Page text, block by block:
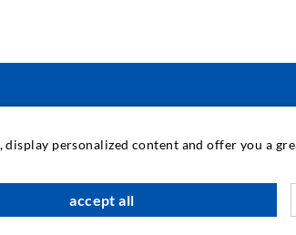
INDUSTRIALE
personalized content and offer you a
accept all